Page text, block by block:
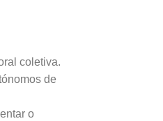
coletiva.
de
o